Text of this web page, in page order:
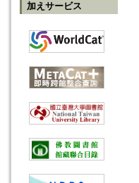
加えサービス